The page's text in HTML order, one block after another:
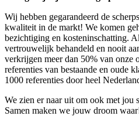
Wij hebben gegarandeerd de
kwaliteit in de markt! We komen
bezichtiging en kosteninschatting.
vertrouwelijk behandeld en nooit
verkrijgen meer dan 50% van onze
referenties van bestaande en oude
1000 referenties door heel
We zien er naar uit om ook met jou
Samen maken we jouw droom